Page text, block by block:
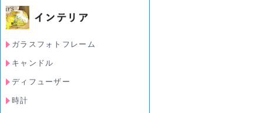
ガラスフォトフレーム
キャンドル
ディフューザー
時計